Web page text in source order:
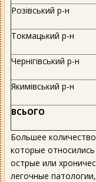
Розівський р-н
Токмацький р-н
Чернігівський р-н
Якимівський р-н
ВСЬОГО
Большее
которые
острые или
легочные